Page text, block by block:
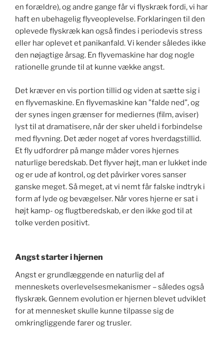
en forældre), og andre gange får vi flyskræk fordi, vi har
haft en ubehagelig flyveoplevelse. Forklaringen til den
oplevede flyskræk kan også findes i periodevis stress
eller har oplevet et panikanfald. Vi kender således ikke
den nøjagtige årsag. En flyvemaskine har dog nogle
rationelle grunde til at kunne vække angst.
Det kræver en vis portion tillid og viden at sætte sig i
en flyvemaskine. En flyvemaskine kan ”falde ned”, og
der synes ingen grænser for mediernes (film, aviser)
lyst til at dramatisere, når der sker uheld i forbindelse
med flyvning. Det æder noget af vores hverdagstillid.
Et fly udfordrer på mange måder vores hjernes
naturlige beredskab. Det flyver højt, man er lukket inde
og er ude af kontrol, og det påvirker vores sanser
ganske meget. Så meget, at vi nemt får falske indtryk i
form af lyde og bevægelser. Når vores hjerne er sat i
højt kamp- og flugtberedskab, er den ikke god til at
tolke verden positivt.
Angst starter i hjernen
Angst er grundlæggende en naturlig del af
menneskets overlevelsesmekanismer – således også
flyskræk. Gennem evolution er hjernen blevet udviklet
for at mennesket skulle kunne tilpasse sig de
omkringliggende farer og trusler.